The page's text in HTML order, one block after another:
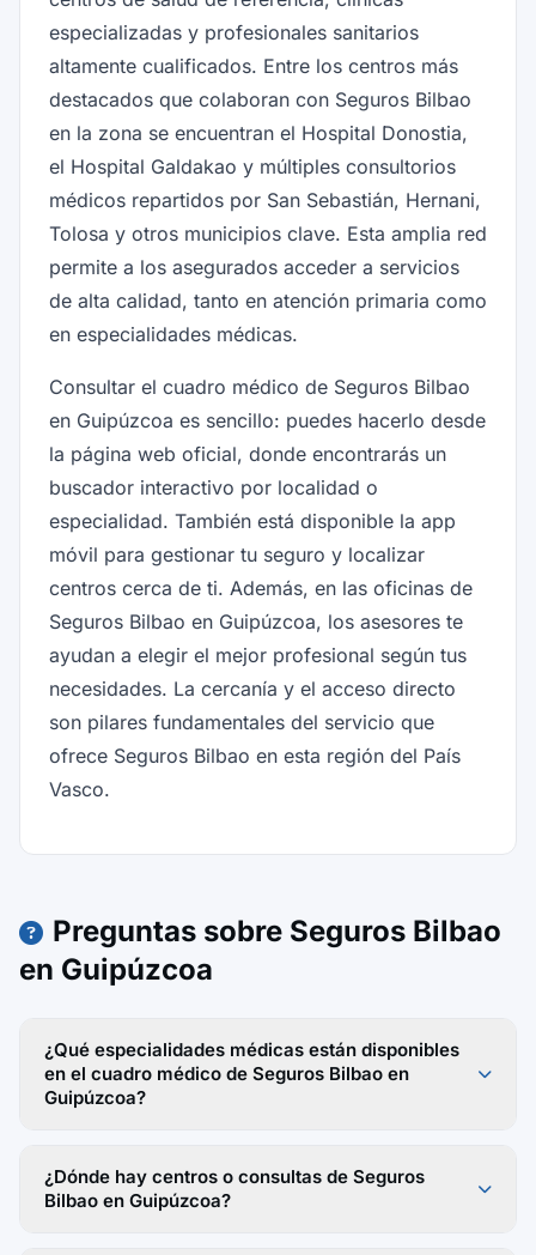
especializadas y profesionales sanitarios
altamente cualificados. Entre los centros más
destacados que colaboran con Seguros Bilbao
en la zona se encuentran el Hospital Donostia,
el Hospital Galdakao y múltiples consultorios
médicos repartidos por San Sebastián, Hernani,
Tolosa y otros municipios clave. Esta amplia red
permite a los asegurados acceder a servicios
de alta calidad, tanto en atención primaria como
en especialidades médicas.
Consultar el cuadro médico de Seguros Bilbao
en Guipúzcoa es sencillo: puedes hacerlo desde
la página web oficial, donde encontrarás un
buscador interactivo por localidad o
especialidad. También está disponible la app
móvil para gestionar tu seguro y localizar
centros cerca de ti. Además, en las oficinas de
Seguros Bilbao en Guipúzcoa, los asesores te
ayudan a elegir el mejor profesional según tus
necesidades. La cercanía y el acceso directo
son pilares fundamentales del servicio que
ofrece Seguros Bilbao en esta región del País
Vasco.
Preguntas sobre Seguros Bilbao
en Guipúzcoa
¿Qué especialidades médicas están disponibles
en el cuadro médico de Seguros Bilbao en
Guipúzcoa?
¿Dónde hay centros o consultas de Seguros
Bilbao en Guipúzcoa?